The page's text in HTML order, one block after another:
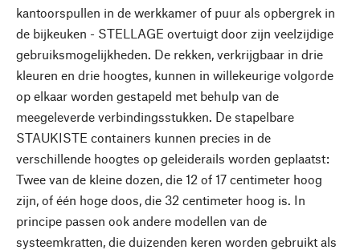
kantoorspullen in de werkkamer of puur als opbergrek in
de bijkeuken - STELLAGE overtuigt door zijn veelzijdige
gebruiksmogelijkheden. De rekken, verkrijgbaar in drie
kleuren en drie hoogtes, kunnen in willekeurige volgorde
op elkaar worden gestapeld met behulp van de
meegeleverde verbindingsstukken. De stapelbare
STAUKISTE containers kunnen precies in de
verschillende hoogtes op geleiderails worden geplaatst:
Twee van de kleine dozen, die 12 of 17 centimeter hoog
zijn, of één hoge doos, die 32 centimeter hoog is. In
principe passen ook andere modellen van de
systeemkratten, die duizenden keren worden gebruikt als